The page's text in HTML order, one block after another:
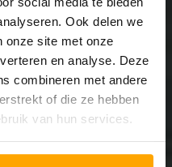
Ook delen we
onze site met onze
en analyse. Deze
combineren met andere
of die ze hebben
van hun services.